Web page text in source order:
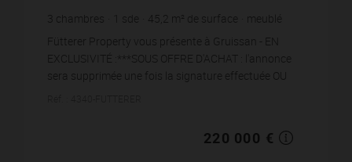
3 chambres sde 45,2 m² de surface
meublé
4 867,26 €
Fütterer Property vous présente à Gruissan - EN
EXCLUSIVITÉ :***SOUS OFFRE D'ACHAT : l'annonce
sera supprimée une fois la signature effectuée OU
220 000 €